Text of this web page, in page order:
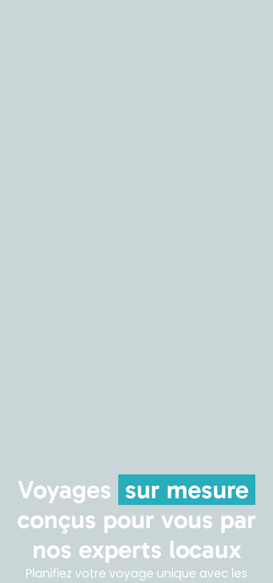
Voyages sur mesure
conçus pour vous par
nos experts locaux
Planifiez votre voyage unique avec les